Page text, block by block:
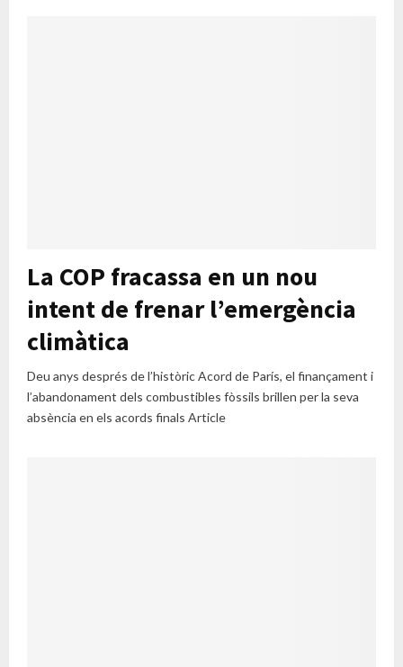
La COP fracassa en un nou
intent de frenar l’emergència
climàtica
Deu anys després de l’històric Acord de París, el finançament i
l’abandonament dels combustibles fòssils brillen per la seva
absència en els acords finals Article